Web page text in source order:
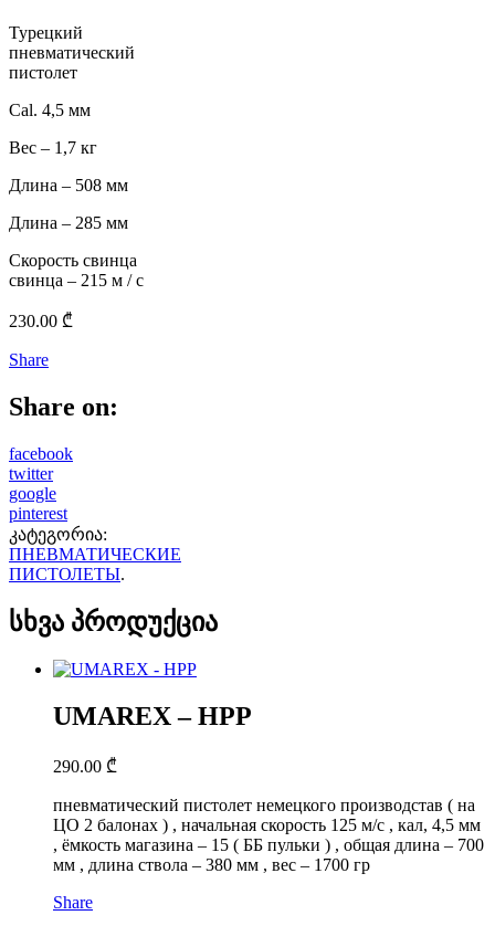
Турецкий
пневматический
пистолет
Cal. 4,5 мм
Вес – 1,7 кг
Длина – 508 мм
Длина – 285 мм
Скорость свинца
свинца – 215 м / с
230.00 ₾
Share
Share on:
facebook
twitter
google
pinterest
კატეგორია:
ПНЕВМАТИЧЕСКИЕ
ПИСТОЛЕТЫ.
სხვა პროდუქცია
UMAREX – HPP
290.00 ₾
пневматический пистолет немецкого производстав ( на
ЦО 2 балонах ) , начальная скорость 125 м/с , кал, 4,5 мм
, ёмкость магазина – 15 ( ББ пульки ) , общая длина – 700
мм , длина ствола – 380 мм , вес – 1700 гр
Share